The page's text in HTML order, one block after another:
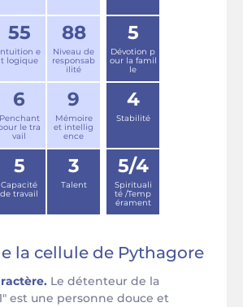
55
e
t logique
88
Niveau de
responsab
ilité
6
Penchant
le tra
vail
9
Mémoire
et intellig
ence
5
Dévotion p
our la famil
le
4
Stabilité
5
Capacité
de travail
3
Talent
5/4
Spirituali
té /Temp
érament
la cellule de Pythagore
Le détenteur de la
est une personne douce et